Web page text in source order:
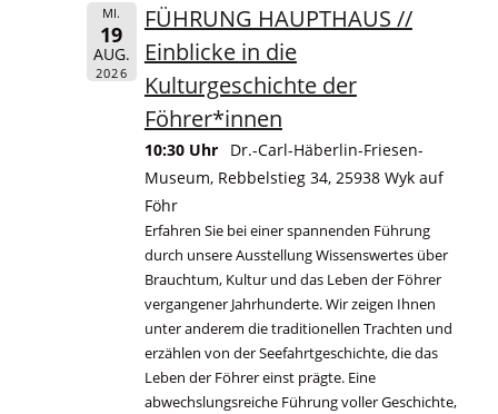
MI.
19
AUG.
2026
FÜHRUNG HAUPTHAUS //
Einblicke in die
Kulturgeschichte der
Föhrer*innen
10:30 Uhr
Dr.-Carl-Häberlin-Friesen-
Museum, Rebbelstieg 34, 25938 Wyk auf
Föhr
Erfahren Sie bei einer spannenden Führung
durch unsere Ausstellung Wissenswertes über
Brauchtum, Kultur und das Leben der Föhrer
vergangener Jahrhunderte. Wir zeigen Ihnen
unter anderem die traditionellen Trachten und
erzählen von der Seefahrtgeschichte, die das
Leben der Föhrer einst prägte. Eine
abwechslungsreiche Führung voller Geschichte,